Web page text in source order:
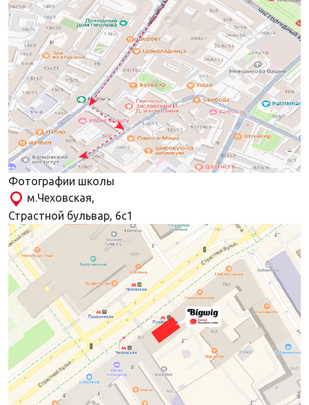
Фотографии школы
м.Чеховская,
Страстной бульвар, 6с1